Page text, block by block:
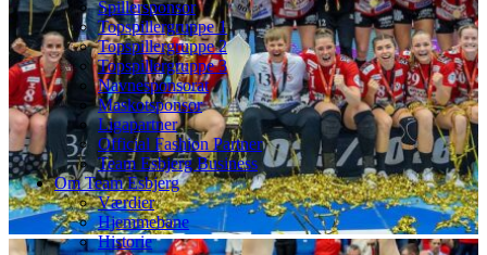
Spillersponsor
Topspillergruppe 1
Topspillergruppe 2
Topspillergruppe 3
Navnesponsorat
Maskotsponsor
Ligapartner
Official Fashion Partner
Team Esbjerg Business
Om Team Esbjerg
Værdier
Hjemmebane
Historie